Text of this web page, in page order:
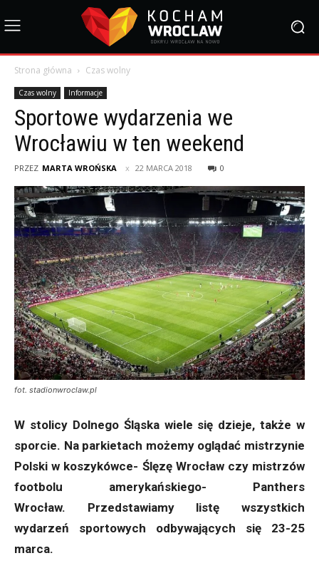
Strona główna Czas wolny
Czas wolny Informacje
Sportowe wydarzenia we
Wrocławiu w ten weekend
PRZEZ MARTA WROŃSKA 22 MARCA 2018 0
fot. stadionwroclaw.pl
W stolicy Dolnego Śląska wiele się dzieje, także w
sporcie. Na parkietach możemy oglądać mistrzynie
Polski w koszykówce- Ślęzę Wrocław czy mistrzów
footbolu amerykańskiego- Panthers
Wrocław. Przedstawiamy listę wszystkich
wydarzeń sportowych odbywających się 23-25
marca.